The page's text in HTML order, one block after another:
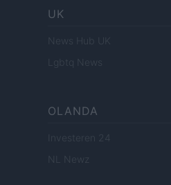
UK
News Hub UK
Lgbtq News
OLANDA
Investeren 24
NL Newz